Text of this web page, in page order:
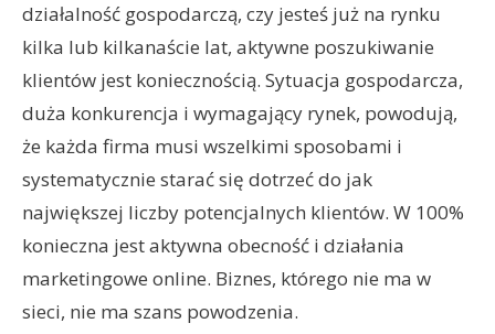
działalność gospodarczą, czy jesteś już na rynku
kilka lub kilkanaście lat, aktywne poszukiwanie
klientów jest koniecznością. Sytuacja gospodarcza,
duża konkurencja i wymagający rynek, powodują,
że każda firma musi wszelkimi sposobami i
systematycznie starać się dotrzeć do jak
największej liczby potencjalnych klientów. W 100%
konieczna jest aktywna obecność i działania
marketingowe online. Biznes, którego nie ma w
sieci, nie ma szans powodzenia.